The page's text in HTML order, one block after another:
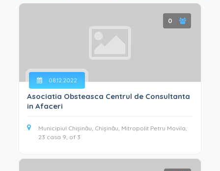
SPRIJIN PERSOANELOR SOCIAL VULNERABILE (110)
INTEGRITATE ȘI ANTICORUPȚIE (33)
GESTIONAREA SITUAȚIILOR DE CRIZĂ (9)
0
08.12.2022
Asociatia Obsteasca Centrul de Consultanta
in Afaceri
Municipiul Chișinău, Chișinău, Mitropolit Petru Movila,
23 casa 9, of 3